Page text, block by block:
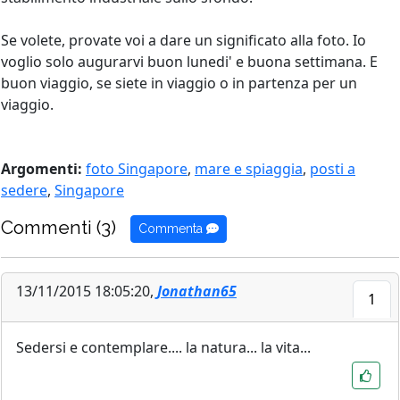
Se volete, provate voi a dare un significato alla foto. Io
voglio solo augurarvi buon lunedi' e buona settimana. E
buon viaggio, se siete in viaggio o in partenza per un
viaggio.
Argomenti: foto Singapore, mare e spiaggia, posti a
sedere, Singapore
Commenti (3) Commenta
13/11/2015 18:05:20, Jonathan65 1
Sedersi e contemplare.... la natura... la vita...